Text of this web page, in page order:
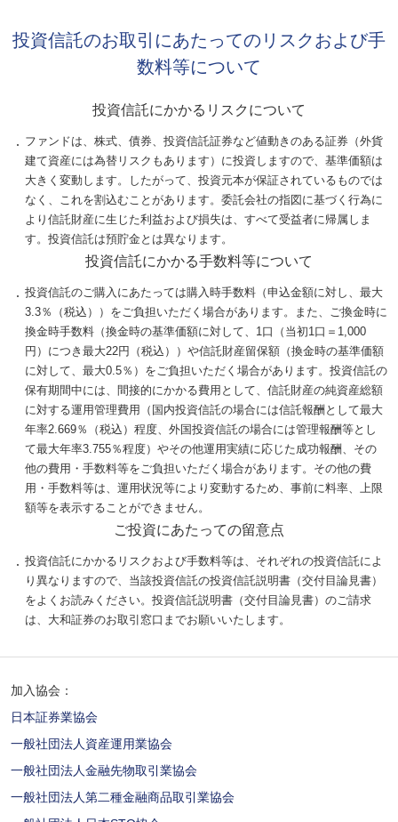
投資信託のお取引にあたってのリスクおよび手
数料等について
投資信託にかかるリスクについて
ファンドは、株式、債券、投資信託証券など値動きのある証券（外貨
建て資産には為替リスクもあります）に投資しますので、基準価額は
大きく変動します。したがって、投資元本が保証されているものでは
なく、これを割込むことがあります。委託会社の指図に基づく行為に
より信託財産に生じた利益および損失は、すべて受益者に帰属しま
す。投資信託は預貯金とは異なります。
投資信託にかかる手数料等について
投資信託のご購入にあたっては購入時手数料（申込金額に対し、最大
3.3％（税込））をご負担いただく場合があります。また、ご換金時に
換金時手数料（換金時の基準価額に対して、1口（当初1口＝1,000
円）につき最大22円（税込））や信託財産留保額（換金時の基準価額
に対して、最大0.5％）をご負担いただく場合があります。投資信託の
保有期間中には、間接的にかかる費用として、信託財産の純資産総額
に対する運用管理費用（国内投資信託の場合には信託報酬として最大
年率2.669％（税込）程度、外国投資信託の場合には管理報酬等とし
て最大年率3.755％程度）やその他運用実績に応じた成功報酬、その
他の費用・手数料等をご負担いただく場合があります。その他の費
用・手数料等は、運用状況等により変動するため、事前に料率、上限
額等を表示することができません。
ご投資にあたっての留意点
投資信託にかかるリスクおよび手数料等は、それぞれの投資信託によ
り異なりますので、当該投資信託の投資信託説明書（交付目論見書）
をよくお読みください。投資信託説明書（交付目論見書）のご請求
は、大和証券のお取引窓口までお願いいたします。
加入協会：
日本証券業協会
一般社団法人資産運用業協会
一般社団法人金融先物取引業協会
一般社団法人第二種金融商品取引業協会